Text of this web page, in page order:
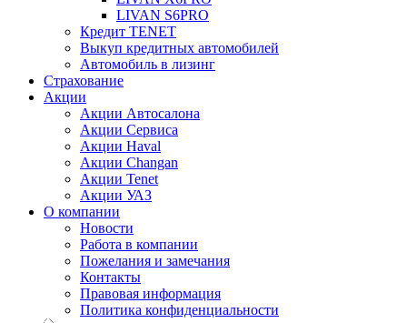
LIVAN S6PRO
Кредит TENET
Выкуп кредитных автомобилей
Автомобиль в лизинг
Страхование
Акции
Акции Автосалона
Акции Сервиса
Акции Haval
Акции Changan
Акции Tenet
Акции УАЗ
О компании
Новости
Работа в компании
Пожелания и замечания
Контакты
Правовая информация
Политика конфиденциальности